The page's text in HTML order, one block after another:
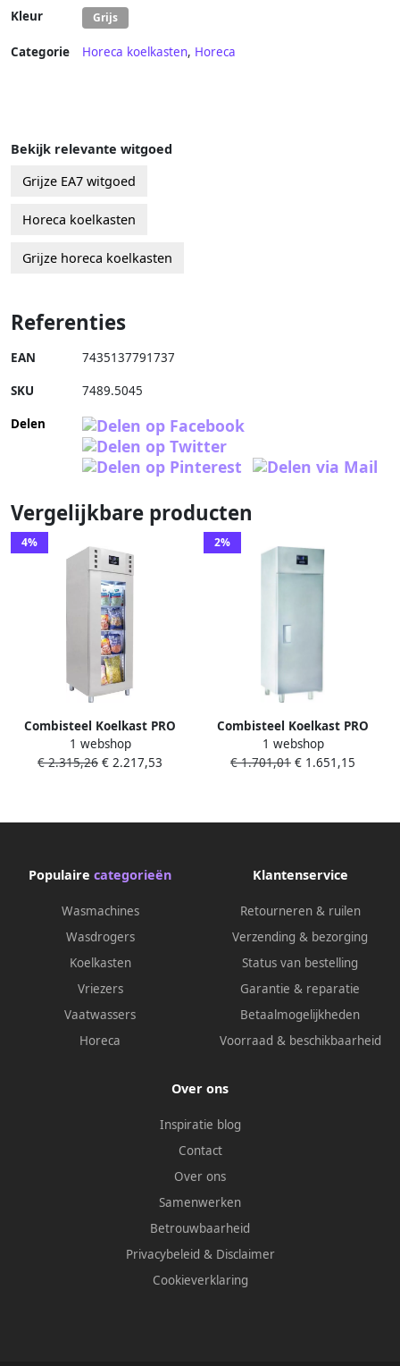
Kleur Grijs
Categorie Horeca koelkasten, Horeca
Bekijk relevante witgoed
Grijze EA7 witgoed
Horeca koelkasten
Grijze horeca koelkasten
Referenties
EAN 7435137791737
SKU 7489.5045
Delen
Vergelijkbare producten
4%
Combisteel Koelkast PRO
LINE 700L 2 1 GN RVS -2°C
+8°C Geforceerd
1 webshop
€ 2.315,26 € 2.217,53
2%
Combisteel Koelkast PRO
LINE 400L RVS -2°C +8°C
Geforceerd
1 webshop
€ 1.701,01 € 1.651,15
Populaire categorieën
Wasmachines
Wasdrogers
Koelkasten
Vriezers
Vaatwassers
Horeca
Klantenservice
Retourneren & ruilen
Verzending & bezorging
Status van bestelling
Garantie & reparatie
Betaalmogelijkheden
Voorraad & beschikbaarheid
Over ons
Inspiratie blog
Contact
Over ons
Samenwerken
Betrouwbaarheid
Privacybeleid & Disclaimer
Cookieverklaring